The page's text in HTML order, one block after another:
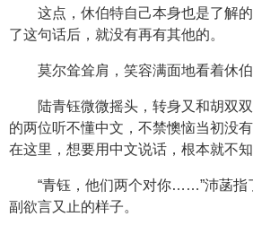
这点，休伯特自己本身也是了解
了这句话后，就没有再有其他的。
莫尔耸耸肩，笑容满面地看着休伯
陆青钰微微摇头，转身又和胡双
的两位听不懂中文，不禁懊恼当初没
在这里，想要用中文说话，根本就不知
“青钰，他们两个对你……”沛菡指
副欲言又止的样子。